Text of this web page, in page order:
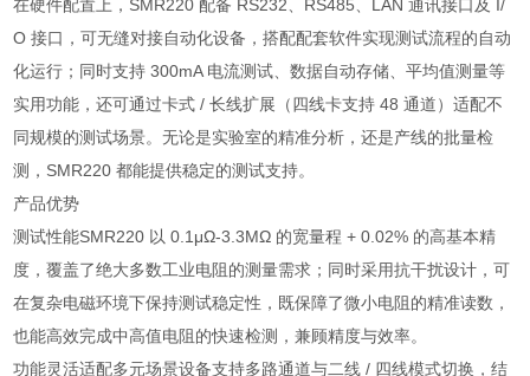
在硬件配置上，SMR220 配备 RS232、RS485、LAN 通讯接口及 I/
O 接口，可无缝对接自动化设备，搭配配套软件实现测试流程的自动
化运行；同时支持 300mA 电流测试、数据自动存储、平均值测量等
实用功能，还可通过卡式 / 长线扩展（四线卡支持 48 通道）适配不
同规模的测试场景。无论是实验室的精准分析，还是产线的批量检
测，SMR220 都能提供稳定的测试支持。
产品优势
测试性能SMR220 以 0.1μΩ-3.3MΩ 的宽量程 + 0.02% 的高基本精
度，覆盖了绝大多数工业电阻的测量需求；同时采用抗干扰设计，可
在复杂电磁环境下保持测试稳定性，既保障了微小电阻的精准读数，
也能高效完成中高值电阻的快速检测，兼顾精度与效率。
功能灵活适配多元场景设备支持多路通道与二线 / 四线模式切换，结